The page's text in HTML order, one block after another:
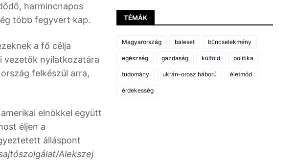
harmincnapos
több fegyvert kap.
a fő célja
vezetők nyilatkozatára
felkészül arra,
elnökkel együtt
éljen a
álláspont
Alekszej
TÉMÁK
Magyarország baleset bűncselekmény
egészség gazdaság külföld politika
tudomány ukrán-orosz háború életmód
érdekesség